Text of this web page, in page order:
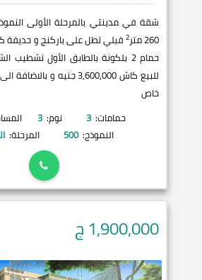
شقة في مدينتي بالمرحلة الأولى
260 متر
2
حمام 2 بلكونة بالطابق الأول
للبيع كاش 3,600,000 جنيه و
خاص
حمامات: 3 نوم: 3
النموذج: 500 المرحلة:
1,900,000ج